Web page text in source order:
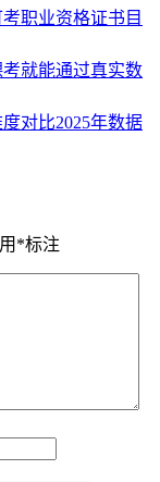
职业资格证书目
考就能通过真实数
对比2025年数据
*标注